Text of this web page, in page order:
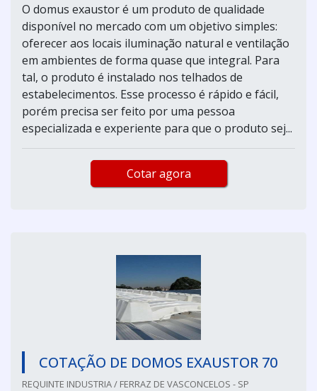
O domus exaustor é um produto de qualidade
disponível no mercado com um objetivo simples:
oferecer aos locais iluminação natural e ventilação
em ambientes de forma quase que integral. Para
tal, o produto é instalado nos telhados de
estabelecimentos. Esse processo é rápido e fácil,
porém precisa ser feito por uma pessoa
especializada e experiente para que o produto sej...
Cotar agora
COTAÇÃO DE DOMOS EXAUSTOR 70
REQUINTE INDUSTRIA / FERRAZ DE VASCONCELOS - SP